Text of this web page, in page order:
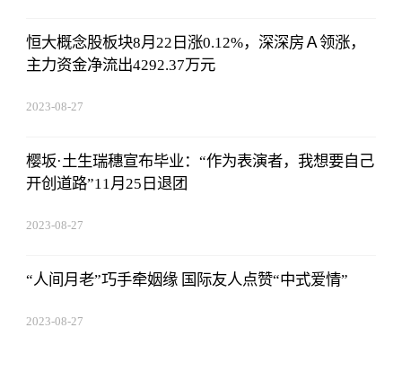
恒大概念股板块8月22日涨0.12%，深深房Ａ领涨，
主力资金净流出4292.37万元
2023-08-27
樱坂·土生瑞穗宣布毕业：“作为表演者，我想要自己
开创道路”11月25日退团
2023-08-27
“人间月老”巧手牵姻缘 国际友人点赞“中式爱情”
2023-08-27